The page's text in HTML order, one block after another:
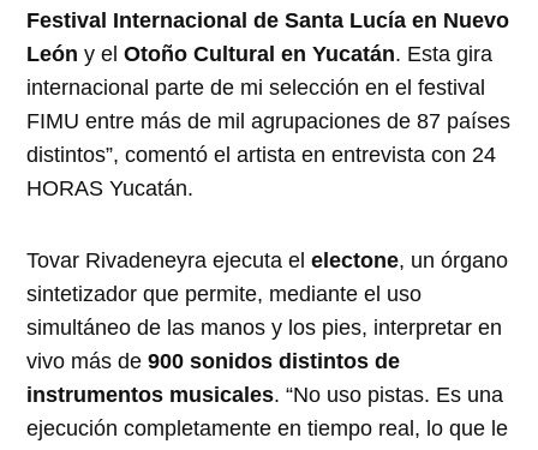
Festival Internacional de Santa Lucía en Nuevo
León y elOtoño Cultural en Yucatán. Esta gira
internacional parte de mi selección en el festival
FIMU entre más de mil agrupaciones de 87 países
distintos”, comentó el artista en entrevista con 24
HORAS Yucatán.
Tovar Rivadeneyra ejecuta elelectone, un órgano
sintetizador que permite, mediante el uso
simultáneo de las manos y los pies, interpretar en
vivo más de900 sonidos distintos de
instrumentos musicales. “No uso pistas. Es una
ejecución completamente en tiempo real, lo que le